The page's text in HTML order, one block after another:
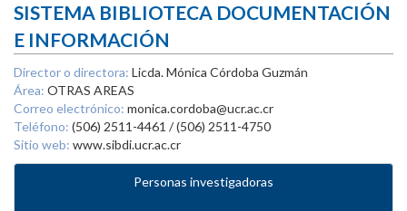
SISTEMA BIBLIOTECA DOCUMENTACIÓN
E INFORMACIÓN
Director o directora: Licda. Mónica Córdoba Guzmán
Área: OTRAS AREAS
Correo electrónico: monica.cordoba@ucr.ac.cr
Teléfono: (506) 2511-4461 / (506) 2511-4750
Sitio web: www.sibdi.ucr.ac.cr
Personas investigadoras